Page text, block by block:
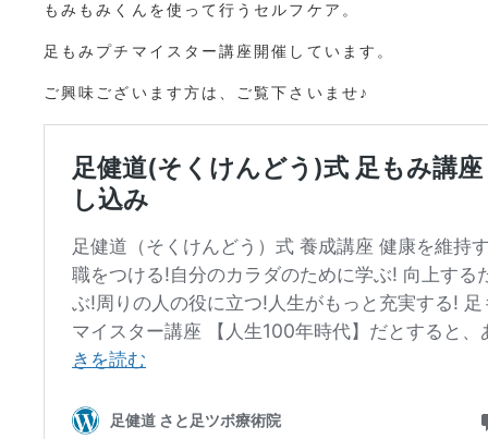
もみもみくんを使って行うセルフケア。
足もみプチマイスター講座開催しています。
ご興味ございます方は、ご覧下さいませ♪